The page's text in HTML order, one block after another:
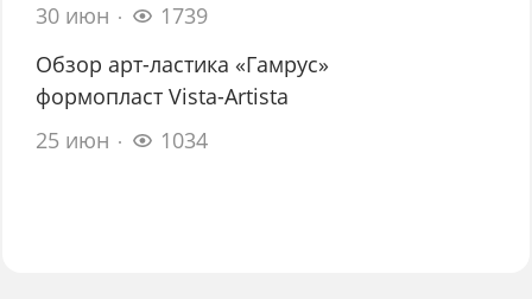
30 июн
1739
Обзор арт-ластика «Гамрус»
формопласт Vista-Artista
25 июн
1034